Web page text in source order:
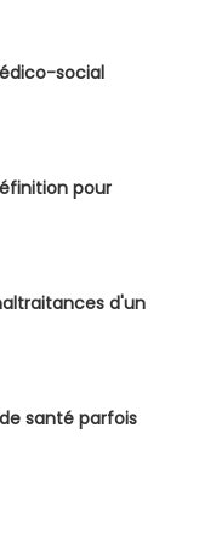
social
pour
d'un
santé parfois